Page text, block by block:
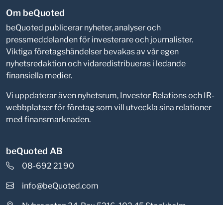
Om beQuoted
beQuoted publicerar nyheter, analyser och
pressmeddelanden för investerare och journalister.
Viktiga företagshändelser bevakas av vår egen
nyhetsredaktion och vidaredistribueras i ledande
finansiella medier.
Vi uppdaterar även nyhetsrum, Investor Relations och IR-
webbplatser för företag som vill utveckla sina relationer
med finansmarknaden.
beQuoted AB
08-692 21 90
info@beQuoted.com